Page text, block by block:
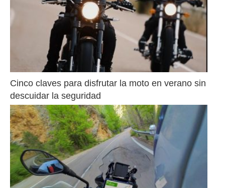
Cinco claves para disfrutar la moto en verano sin
descuidar la seguridad